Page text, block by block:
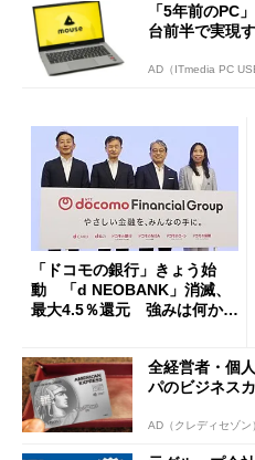
「5年前のPC
台前半で実現
AD（ITmedia PC
「ドコモの銀行」きょう始
動 「d NEOBANK」消滅、
最大4.5％還元 強みは何か解
全経営者・個
パのビジネスカ
AD（クレディセゾン